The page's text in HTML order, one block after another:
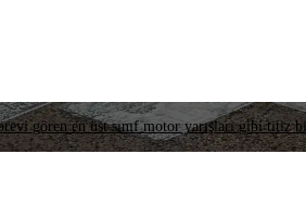
gören en üst sınıf motor yarışları gibi titiz